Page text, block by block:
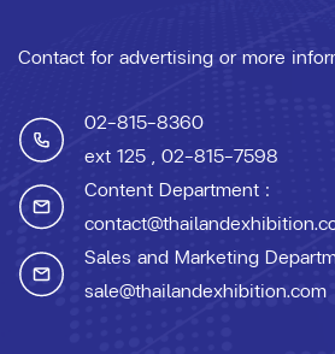
Contact for advertising or more
02-815-8360
ext 125 , 02-815-7598
Content Department :
Sales and Marketing
sale@thailandexhibition.com